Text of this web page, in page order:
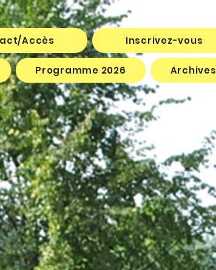
Accès Inscrivez-vous
Programme 2026 Archives